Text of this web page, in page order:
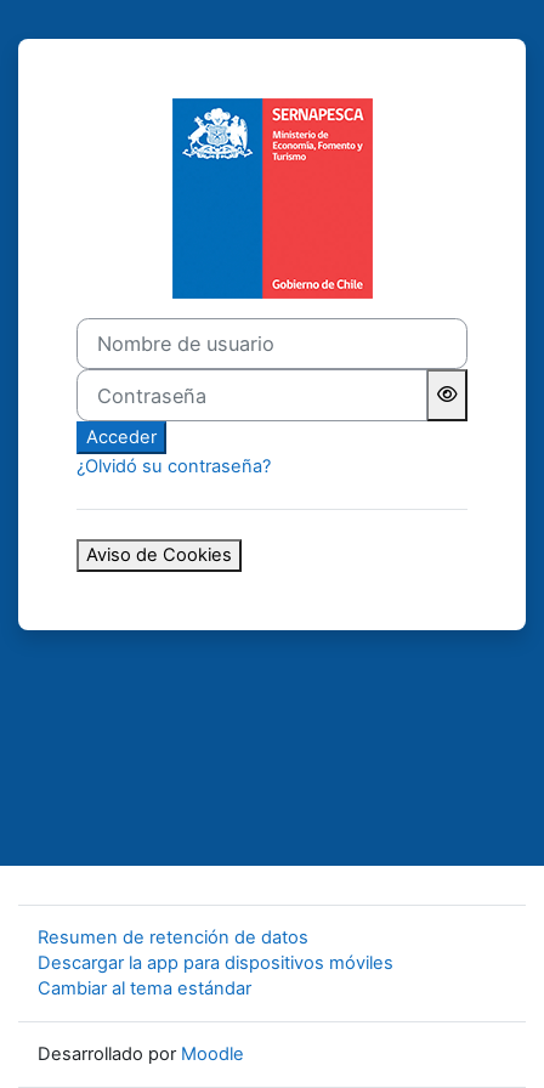
Entrar a
Nombre de usuario
Contraseña
Acceder
¿Olvidó su contraseña?
Aviso de Cookies
Resumen de retención de datos
Descargar la app para dispositivos móviles
Cambiar al tema estándar
Desarrollado por Moodle